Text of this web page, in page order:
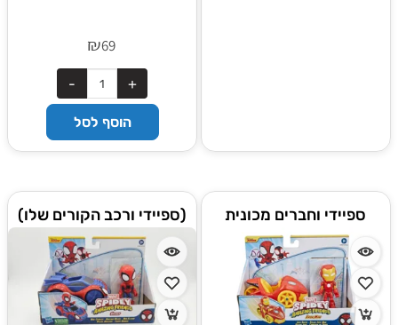
₪69
הוסף לסל
ספיידי וחברים מכונית (ספיידי ורכב הקורים שלו)